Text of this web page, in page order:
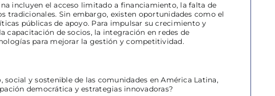
incluyen el acceso limitado a financiamiento, la falta de
tradicionales. Sin embargo, existen oportunidades como el
públicas de apoyo. Para impulsar su crecimiento y
de socios, la integración en redes de
para mejorar la gestión y competitividad.
y sostenible de las comunidades en América Latina,
democrática y estrategias innovadoras?